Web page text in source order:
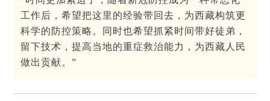
工作后，希望把这里的经验带回去，为西藏构筑更
科学的防控策略。同时也希望抓紧时间带好徒弟，
留下技术，提高当地的重症救治能力，为西藏人民
做出贡献。”